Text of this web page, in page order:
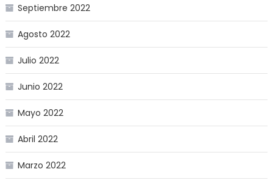
Septiembre 2022
Agosto 2022
Julio 2022
Junio 2022
Mayo 2022
Abril 2022
Marzo 2022